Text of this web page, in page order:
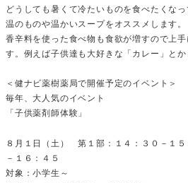
どうしても暑くて冷たいものを食べたくな
温のものや温かいスープをオススメします。
香辛料を使った食べ物も食欲が増すので上
す。例えば子供達も大好きな「カレー」とか
＜健ナビ薬樹薬局で開催予定のイベント＞
毎年、大人気のイベント
「子供薬剤師体験」
８月１日（土） 第１部：１４：３０－１
－１６：４５
対象：小学生～